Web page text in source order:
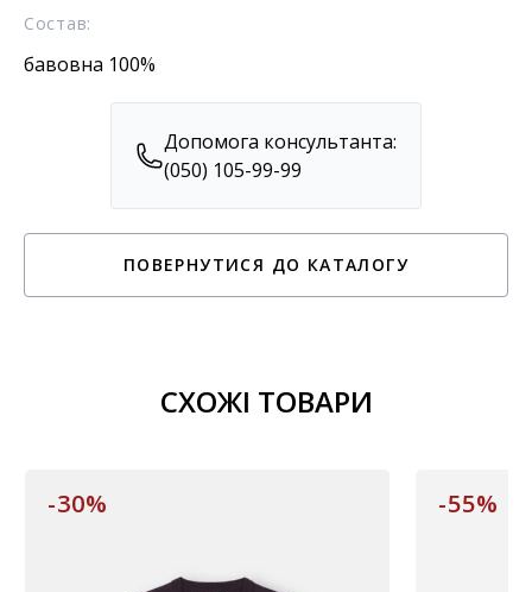
Состав:
бавовна 100%
Допомога консультанта:
(050) 105-99-99
ПОВЕРНУТИСЯ ДО КАТАЛОГУ
СХОЖІ ТОВАРИ
-30% -55%